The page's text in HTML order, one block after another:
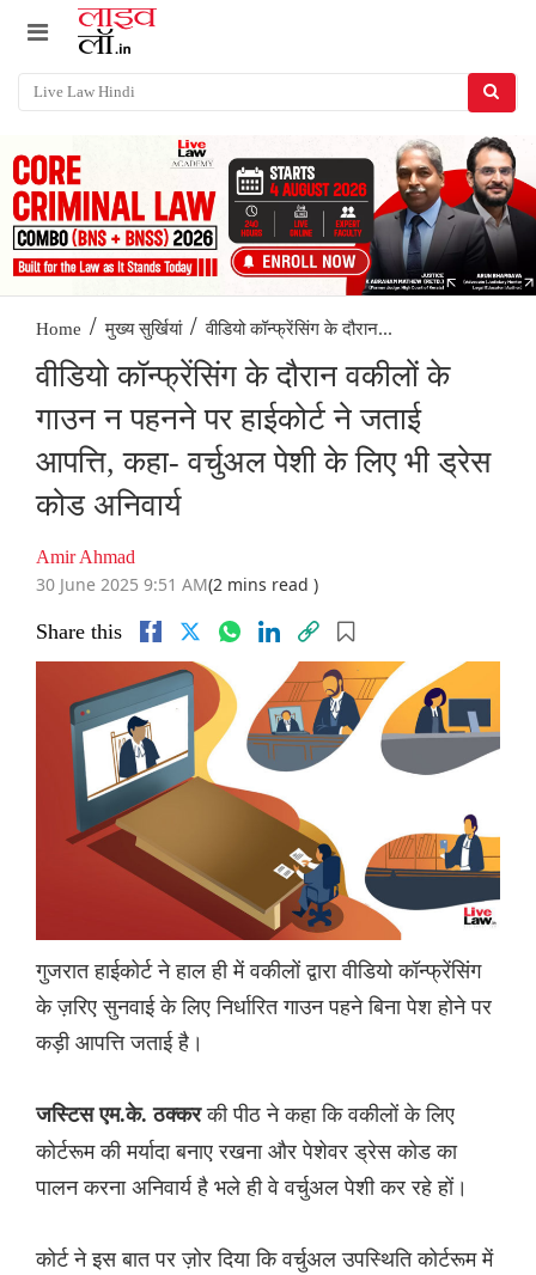
Home / मुख्य सुर्खियां / वीडियो कॉन्फ्रेंसिंग के दौरान...
वीडियो कॉन्फ्रेंसिंग के दौरान वकीलों के
गाउन न पहनने पर हाईकोर्ट ने जताई
आपत्ति, कहा- वर्चुअल पेशी के लिए भी ड्रेस
कोड अनिवार्य
Amir Ahmad
30 June 2025 9:51 AM(2 mins read )
Share this
गुजरात हाईकोर्ट ने हाल ही में वकीलों द्वारा वीडियो कॉन्फ्रेंसिंग
के ज़रिए सुनवाई के लिए निर्धारित गाउन पहने बिना पेश होने पर
कड़ी आपत्ति जताई है।
जस्टिस एम.के. ठक्करकी पीठ ने कहा कि वकीलों के लिए
कोर्टरूम की मर्यादा बनाए रखना और पेशेवर ड्रेस कोड का
पालन करना अनिवार्य है भले ही वे वर्चुअल पेशी कर रहे हों।
कोर्ट ने इस बात पर ज़ोर दिया कि वर्चुअल उपस्थिति कोर्टरूम में